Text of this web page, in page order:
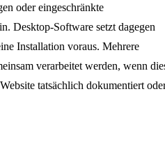
oder eingeschränkte
Desktop-Software setzt dagegen
Installation voraus. Mehrere
verarbeitet werden, wenn
tatsächlich dokumentiert